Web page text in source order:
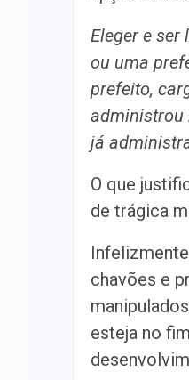
Eleger e
ou uma
prefeito,
administrou
já
O que
de trágica
chavões e
esteja no